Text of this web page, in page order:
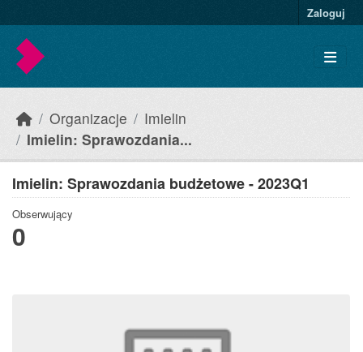
Zaloguj
Organizacje
Imielin
Imielin: Sprawozdania...
Imielin: Sprawozdania budżetowe - 2023Q1
Obserwujący
0